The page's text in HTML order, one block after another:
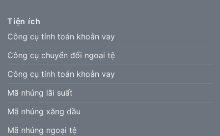
Tiện ích
Công cụ tính toán khoản vay
Công cụ chuyển đổi ngoại tệ
Công cụ tính toán khoản vay
Mã nhúng lãi suất
Mã nhúng xăng dầu
Mã nhúng ngoại tệ